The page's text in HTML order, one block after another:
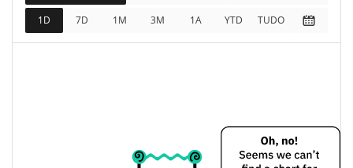
Totalmente diluído
Limite de mercado
$0.000011648741
1D 7D 1M 3M 1A YTD TUDO